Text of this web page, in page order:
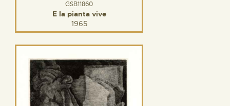
GSB11860
E la pianta vive
1965